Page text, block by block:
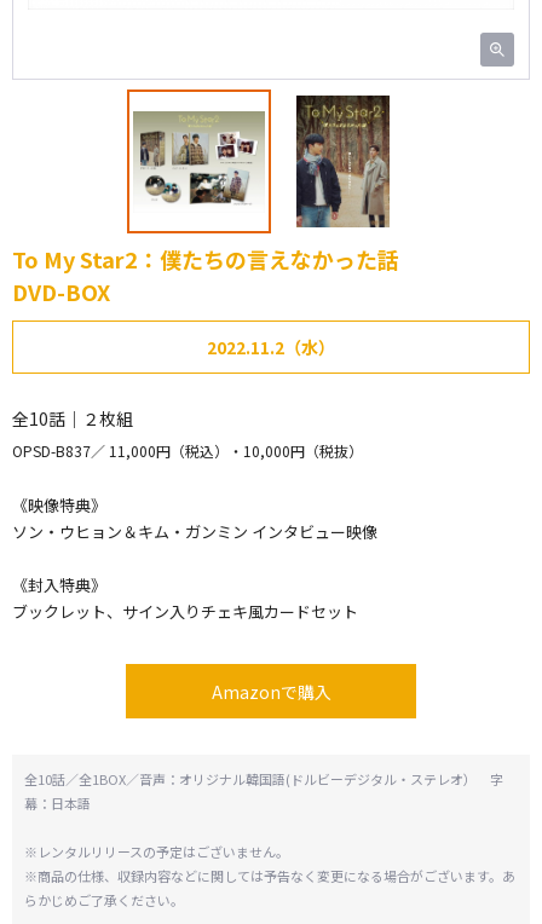
To My Star2：僕たちの言えなかった話
DVD-BOX
2022.11.2（水）
全10話｜２枚組
OPSD-B837 11,000円（税込）・10,000円（税抜）
《映像特典》
ソン・ウヒョン＆キム・ガンミン インタビュー映像
《封入特典》
ブックレット、サイン入りチェキ風カードセット
Amazonで購入
全10話／全1BOX／音声：オリジナル韓国語(ドルビーデジタル・ステレオ） 字
幕：日本語
※レンタルリリースの予定はございません。
※商品の仕様、収録内容などに関しては予告なく変更になる場合がございます。あ
らかじめご了承ください。